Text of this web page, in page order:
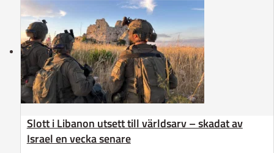
Slott i Libanon utsett till världsarv – skadat av
Israel en vecka senare